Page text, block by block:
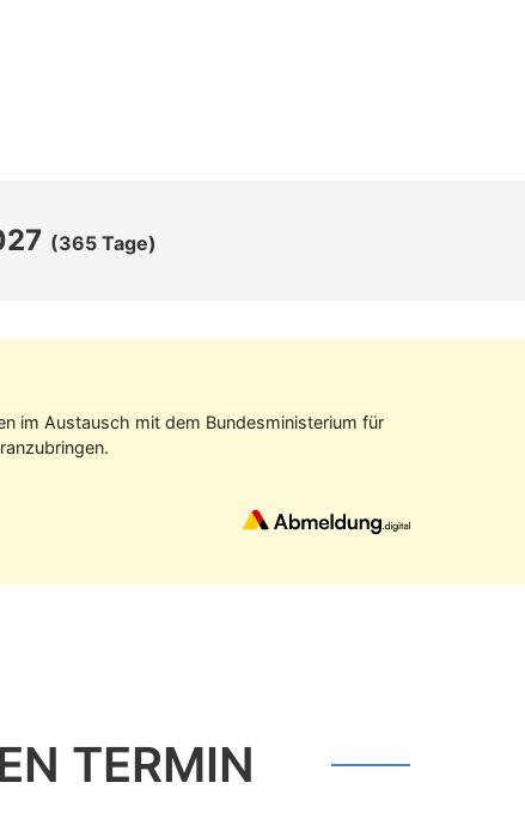
(365 Tage)
im Aus­tausch mit dem Bundes­ministerium für
TERMIN